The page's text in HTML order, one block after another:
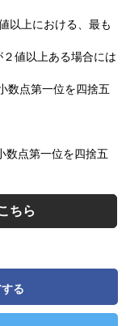
おける、最も
る場合には
一位を四捨五
一位を四捨五
ちら
る